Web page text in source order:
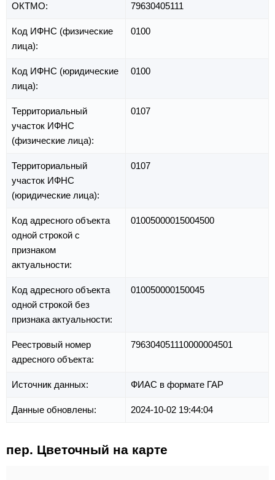
ОКТМО: 79630405111
Код ИФНС (физические
лица):
0100
Код ИФНС (юридические
лица):
0100
Территориальный
участок ИФНС
(физические лица):
0107
Территориальный
участок ИФНС
(юридические лица):
0107
Код адресного объекта
одной строкой с
признаком
актуальности:
01005000015004500
Код адресного объекта
одной строкой без
признака актуальности:
010050000150045
Реестровый номер
адресного объекта:
796304051110000004501
Источник данных: ФИАС в формате ГАР
Данные обновлены: 2024-10-02 19:44:04
пер. Цветочный на карте